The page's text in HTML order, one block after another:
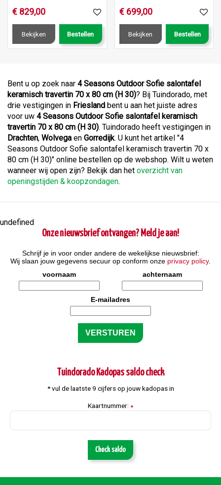
€ 829,00
Bekijken Bestellen
€ 699,00
Bekijken Bestellen
Bent u op zoek naar 4 Seasons Outdoor Sofie salontafel
keramisch travertin 70 x 80 cm (H 30)? Bij Tuindorado, met
drie vestigingen in Friesland bent u aan het juiste adres
voor uw 4 Seasons Outdoor Sofie salontafel keramisch
travertin 70 x 80 cm (H 30). Tuindorado heeft vestigingen in
Drachten, Wolvega en Gorredijk. U kunt het artikel "4
Seasons Outdoor Sofie salontafel keramisch travertin 70 x
80 cm (H 30)" online bestellen op de webshop. Wilt u weten
wanneer wij open zijn? Bekijk dan het overzicht van
openingstijden & koopzondagen.
undefined
Onze nieuwsbrief ontvangen? Meld je aan!
Schrijf je in voor onder andere de wekelijkse nieuwsbrief:
Wij slaan jouw gegevens secuur op conform onze privacy policy.
voornaam
achternaam
E-mailadres
Tuindorado Kadopas saldo check
* vul de laatste 9 cijfers op jouw kadopas in
Kaartnummer: *
Check saldo